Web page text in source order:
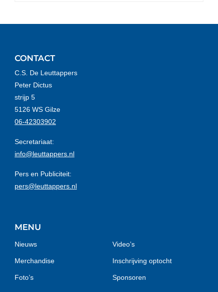
CONTACT
C.S. De Leuttappers
Peter Dictus
strijp 5
5126 WS Gilze
06-42303902
Secretariaat:
info@leuttappers.nl
Pers en Publiciteit:
pers@leuttappers.nl
MENU
Nieuws
Merchandise
Foto’s
Video’s
Inschrijving optocht
Sponsoren